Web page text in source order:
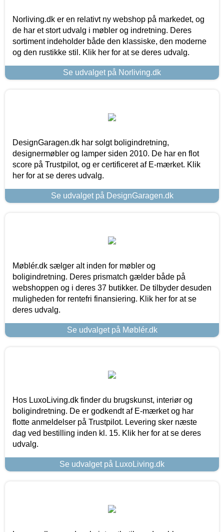
Norliving.dk er en relativt ny webshop på markedet, og
de har et stort udvalg i møbler og indretning. Deres
sortiment indeholder både den klassiske, den moderne
og den rustikke stil. Klik her for at se deres udvalg.
Se udvalget på Norliving.dk
DesignGaragen.dk har solgt boligindretning,
designermøbler og lamper siden 2010. De har en flot
score på Trustpilot, og er certificeret af E-mærket. Klik
her for at se deres udvalg.
Se udvalget på DesignGaragen.dk
Møblér.dk sælger alt inden for møbler og
boligindretning. Deres prismatch gælder både på
webshoppen og i deres 37 butikker. De tilbyder desuden
muligheden for rentefri finansiering. Klik her for at se
deres udvalg.
Se udvalget på Møblér.dk
Hos LuxoLiving.dk finder du brugskunst, interiør og
boligindretning. De er godkendt af E-mærket og har
flotte anmeldelser på Trustpilot. Levering sker næste
dag ved bestilling inden kl. 15. Klik her for at se deres
udvalg.
Se udvalget på LuxoLiving.dk